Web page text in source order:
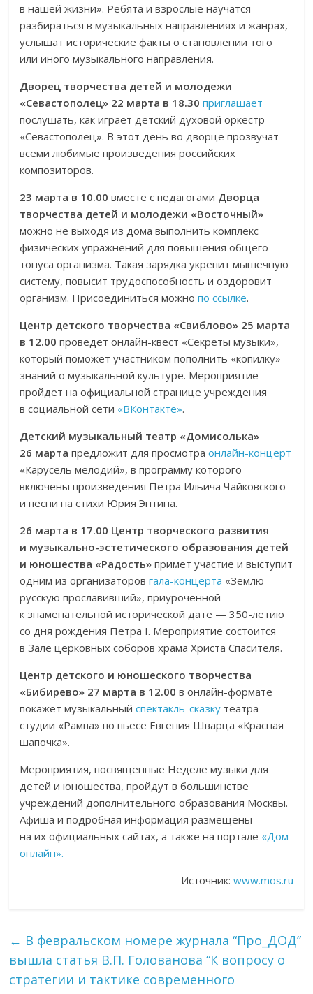
в нашей жизни». Ребята и взрослые научатся
разбираться в музыкальных направлениях и жанрах,
услышат исторические факты о становлении того
или иного музыкального направления.
Дворец творчества детей и молодежи
«Севастополец» 22 марта в 18.30приглашает
послушать, как играет детский духовой оркестр
«Севастополец». В этот день во дворце прозвучат
всеми любимые произведения российских
композиторов.
23 марта в 10.00вместе с педагогами Дворца
творчества детей и молодежи «Восточный»
можно не выходя из дома выполнить комплекс
физических упражнений для повышения общего
тонуса организма. Такая зарядка укрепит мышечную
систему, повысит трудоспособность и оздоровит
организм. Присоединиться можнопо ссылке.
Центр детского творчества «Свиблово» 25 марта
в 12.00проведет онлайн-квест «Секреты музыки»,
который поможет участником пополнить «копилку»
знаний о музыкальной культуре. Мероприятие
пройдет на официальной странице учреждения
в социальной сети «ВКонтакте».
Детский музыкальный театр «Домисолька»
26 мартапредложит для просмотраонлайн-концерт
«Карусель мелодий», в программу которого
включены произведения Петра Ильича Чайковского
и песни на стихи Юрия Энтина.
26 марта в 17.00 Центр творческого развития
и музыкально-эстетического образования детей
и юношества «Радость» примет участие и выступит
одним из организаторовгала-концерта «Землю
русскую прославивший», приуроченной
к знаменательной исторической дате — 350-летию
со дня рождения Петра I. Мероприятие состоится
в Зале церковных соборов храма Христа Спасителя.
Центр детского и юношеского творчества
«Бибирево» 27 марта в 12.00 в онлайн-формате
покажет музыкальныйспектакль-сказку театра-
студии «Рампа» по пьесе Евгения Шварца «Красная
шапочка».
Мероприятия, посвященные Неделе музыки для
детей и юношества, пройдут в большинстве
учреждений дополнительного образования Москвы.
Афиша и подробная информация размещены
на их официальных сайтах, а также на портале «Дом
онлайн».
Источник: www.mos.ru
← В февральском номере журнала “Про_ДОД”
вышла статья В.П. Голованова “К вопросу о
стратегии и тактике современного